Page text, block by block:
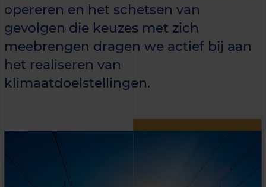
opereren en het schetsen van
gevolgen die keuzes met zich
meebrengen dragen we actief bij aan
het realiseren van
klimaatdoelstellingen.